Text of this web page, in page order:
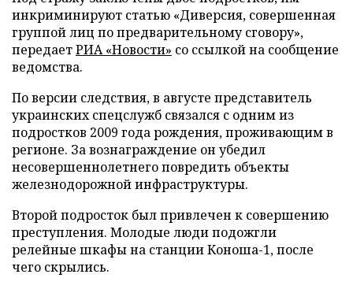
инкриминируют статью «Диверсия, совершенная
группой лиц по предварительному сговору»,
передаетРИА «Новости» со ссылкой на сообщение
ведомства.
По версии следствия, в августе представитель
украинских спецслужб связался с одним из
подростков 2009 года рождения, проживающим в
регионе. За вознаграждение он убедил
несовершеннолетнего повредить объекты
железнодорожной инфраструктуры.
Второй подросток был привлечен к совершению
преступления. Молодые люди подожгли
релейные шкафы на станции Коноша-1, после
чего скрылись.